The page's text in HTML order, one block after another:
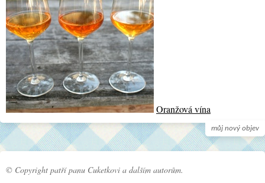
můj nový objev
Oranžová vína
© Copyright patří panu Cuketkovi a dalším autorům.